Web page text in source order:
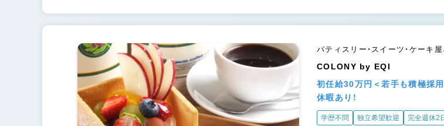
パティスリー・スイーツ・ケーキ屋
COLONY by EQI
初任給30万円＜若手も積極採
休暇あり！
学歴不問 独立希望歓迎 完全週休2